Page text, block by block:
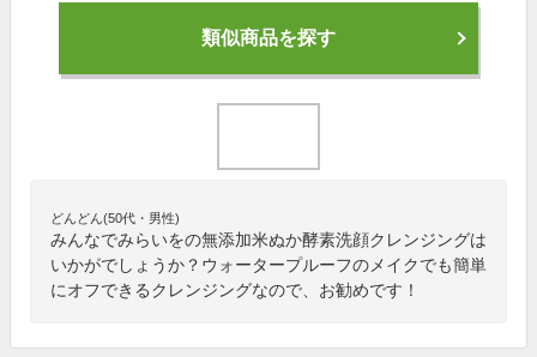
類似商品を探す
どんどん(50代・男性)
みんなでみらいをの無添加米ぬか酵素洗顔クレンジングは
いかがでしょうか？ウォータープルーフのメイクでも簡単
にオフできるクレンジングなので、お勧めです！